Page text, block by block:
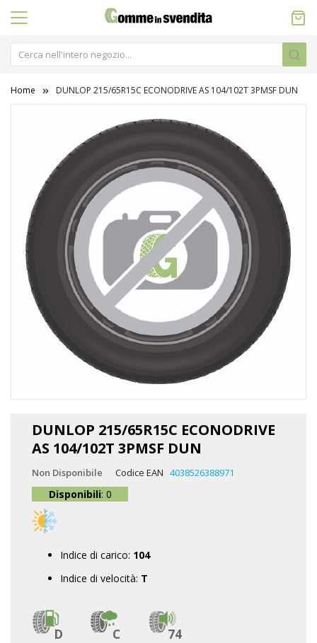
Home DUNLOP 215/65R15C ECONODRIVE AS 104/102T 3PMSF DUN
DUNLOP 215/65R15C ECONODRIVE
AS 104/102T 3PMSF DUN
Non Disponibile Codice EAN 4038526388971
Disponibili: 0
Indice di carico: 104
Indice di velocità: T
D C 74
immagini
galleria
immagini